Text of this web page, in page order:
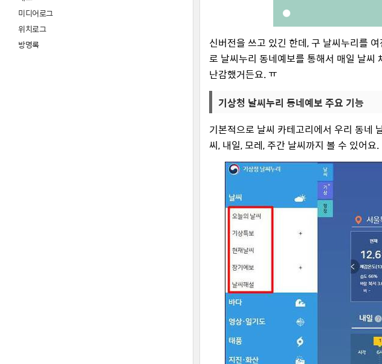
미디어로그
위치로그
방명록
신버전을 쓰고 있긴 한데, 구 날씨누리를
로 날씨누리 동네예보를 통해서 매일 날씨
난감했거든요. ㅠ
기상청 날씨누리 동네예보 주요 기능
기본적으로 날씨 카테고리에서 우리 동네
씨, 내일, 모레, 주간 날씨까지 볼 수 있어요.